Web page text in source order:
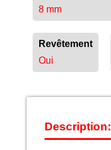
8 mm
Revêtement
Oui
Description: